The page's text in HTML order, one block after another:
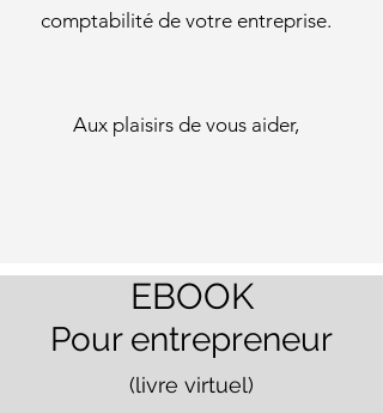
comptabilité de votre entreprise.
Aux plaisirs de vous aider,
EBOOK
Pour entrepreneur
(livre virtuel)